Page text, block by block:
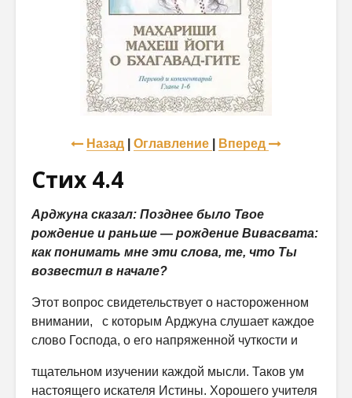
Назад Оглавление Вперед
Стих 4.4
Арджуна сказал: Позднее было Твое
рождение и раньше — рождение Вивасвата:
как понимать мне эти слова, те, что Ты
возвестил в начале?
Этот вопрос свидетельствует о настороженном
внимании, с которым Арджуна слушает каждое
слово Господа, о его напряженной чуткости и
тщательном изучении каждой мысли. Таков ум
настоящего искателя Ис­тины. Хорошего учителя